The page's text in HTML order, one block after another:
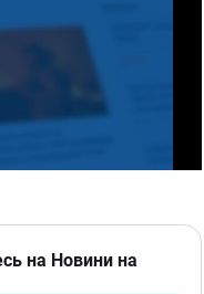
на Новини на